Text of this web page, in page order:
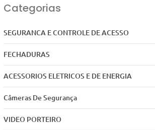
Categorias
SEGURANCA E CONTROLE DE ACESSO
FECHADURAS
ACESSORIOS ELETRICOS E DE ENERGIA
Câmeras De Segurança
VIDEO PORTEIRO